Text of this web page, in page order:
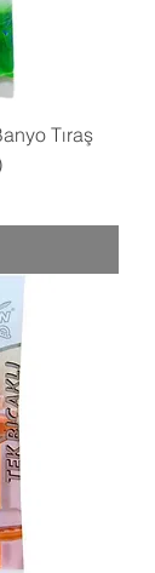
Tıraş